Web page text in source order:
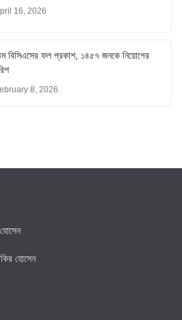
16, 2026
বিসিএসের ফল প্রকাশ, ১৪৫৭ জনকে নিয়োগের
8, 2026
হোসেন